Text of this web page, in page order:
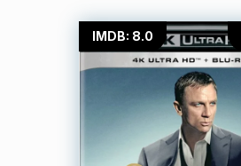
IMDB: 8.0